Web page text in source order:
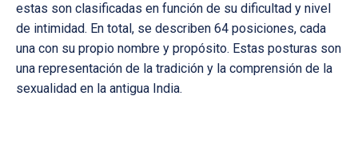
estas son clasificadas en función de su dificultad y nivel
de intimidad. En total, se describen 64 posiciones, cada
una con su propio nombre y propósito. Estas posturas son
una representación de la tradición y la comprensión de la
sexualidad en la antigua India.